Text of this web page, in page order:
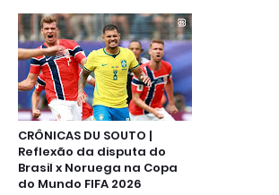
CRÔNICAS DU SOUTO |
Reflexão da disputa do
Brasil x Noruega na Copa
do Mundo FIFA 2026